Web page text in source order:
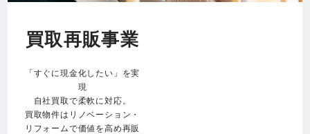
買取再販事業
「すぐに現金化したい」を実
現
自社買取で柔軟に対応。
買取物件はリノベーション・
リフォームで価値を高め再販